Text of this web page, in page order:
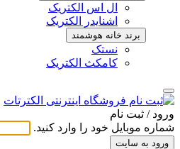
ال اس الکتریک
اشنایدر الکتریک
برند خانه هوشمند
نستک
کامکث الکتریک
ورود / ثبت ‌نام
شماره موبایل خود را وارد کنید.
ورود به سایت